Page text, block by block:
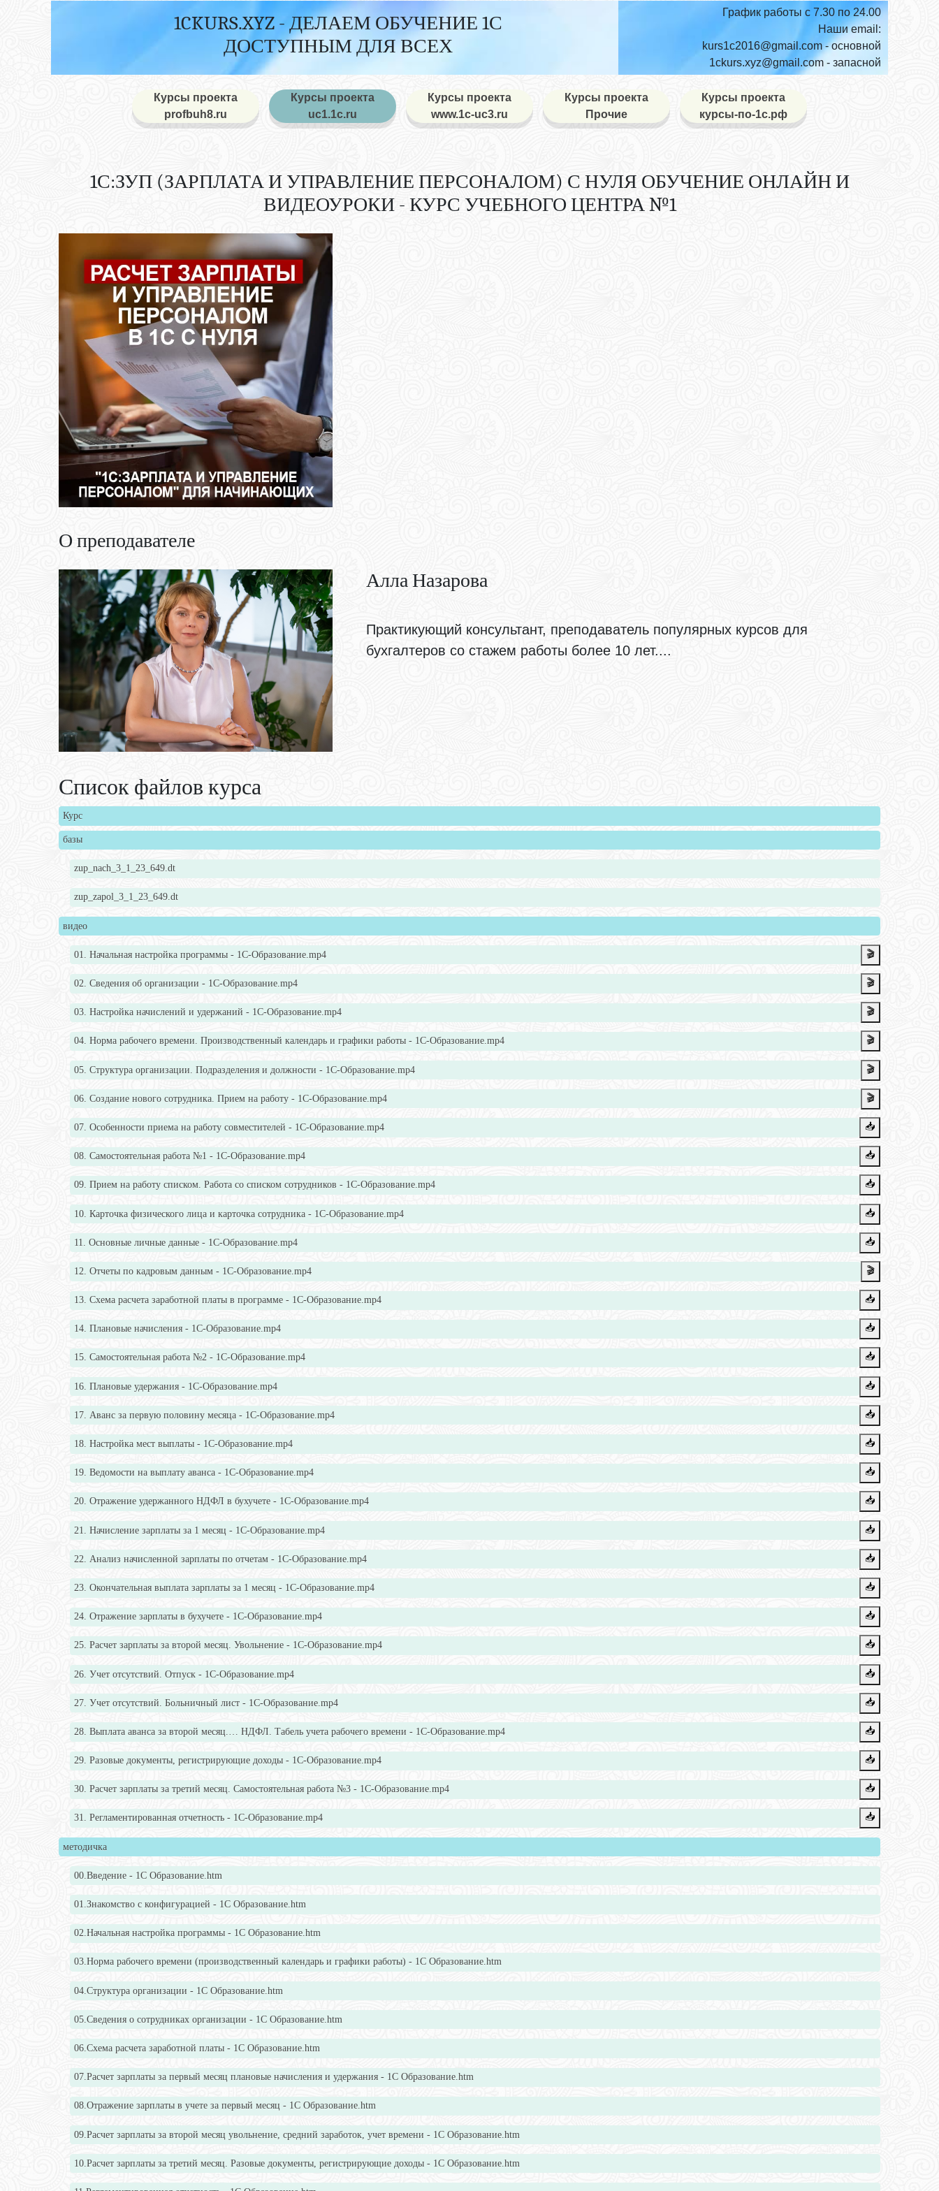
1CKURS.XYZ - ДЕЛАЕМ ОБУЧЕНИЕ 1С
ДОСТУПНЫМ ДЛЯ ВСЕХ
График работы с 7.30 по 24.00
Наши email:
kurs1c2016@gmail.com- основной
1ckurs.xyz@gmail.com - запасной
Курсы проекта
profbuh8.ru
Курсы проекта
uc1.1c.ru
Курсы проекта
www.1c-uc3.ru
Курсы проекта
Прочие
Курсы проекта
курсы-по-1с.рф
1С:ЗУП (ЗАРПЛАТА И УПРАВЛЕНИЕ ПЕРСОНАЛОМ) С НУЛЯ ОБУЧЕНИЕ ОНЛАЙН И
ВИДЕОУРОКИ - КУРС УЧЕБНОГО ЦЕНТРА №1
О преподавателе
Алла Назарова
Практикующий консультант, преподаватель популярных курсов для
бухгалтеров со стажем работы более 10 лет....
Список файлов курса
Курс
базы
zup_nach_3_1_23_649.dt
zup_zapol_3_1_23_649.dt
видео
01. Начальная настройка программы - 1С-Образование.mp4 🎬
02. Сведения об организации - 1С-Образование.mp4 🎬
03. Настройка начислений и удержаний - 1С-Образование.mp4 🎬
04. Норма рабочего времени. Производственный календарь и графики работы - 1С-Образование.mp4 🎬
05. Структура организации. Подразделения и должности - 1С-Образование.mp4 🎬
06. Создание нового сотрудника. Прием на работу - 1С-Образование.mp4 🎬
07. Особенности приема на работу совместителей - 1С-Образование.mp4 📥️
08. Самостоятельная работа №1 - 1С-Образование.mp4 📥️
09. Прием на работу списком. Работа со списком сотрудников - 1С-Образование.mp4 📥️
10. Карточка физического лица и карточка сотрудника - 1С-Образование.mp4 📥️
11. Основные личные данные - 1С-Образование.mp4 📥️
12. Отчеты по кадровым данным - 1С-Образование.mp4 🎬
13. Схема расчета заработной платы в программе - 1С-Образование.mp4 📥️
14. Плановые начисления - 1С-Образование.mp4 📥️
15. Самостоятельная работа №2 - 1С-Образование.mp4 📥️
16. Плановые удержания - 1С-Образование.mp4 📥️
17. Аванс за первую половину месяца - 1С-Образование.mp4 📥️
18. Настройка мест выплаты - 1С-Образование.mp4 📥️
19. Ведомости на выплату аванса - 1С-Образование.mp4 📥️
20. Отражение удержанного НДФЛ в бухучете - 1С-Образование.mp4 📥️
21. Начисление зарплаты за 1 месяц - 1С-Образование.mp4 📥️
22. Анализ начисленной зарплаты по отчетам - 1С-Образование.mp4 📥️
23. Окончательная выплата зарплаты за 1 месяц - 1С-Образование.mp4 📥️
24. Отражение зарплаты в бухучете - 1С-Образование.mp4 📥️
25. Расчет зарплаты за второй месяц. Увольнение - 1С-Образование.mp4 📥️
26. Учет отсутствий. Отпуск - 1С-Образование.mp4 📥️
27. Учет отсутствий. Больничный лист - 1С-Образование.mp4 📥️
28. Выплата аванса за второй месяц.… НДФЛ. Табель учета рабочего времени - 1С-Образование.mp4 📥️
29. Разовые документы, регистрирующие доходы - 1С-Образование.mp4 📥️
30. Расчет зарплаты за третий месяц. Самостоятельная работа №3 - 1С-Образование.mp4 📥️
31. Регламентированная отчетность - 1С-Образование.mp4 📥️
методичка
00.Введение - 1С Образование.htm
01.Знакомство с конфигурацией - 1С Образование.htm
02.Начальная настройка программы - 1С Образование.htm
03.Норма рабочего времени (производственный календарь и графики работы) - 1С Образование.htm
04.Структура организации - 1С Образование.htm
05.Сведения о сотрудниках организации - 1С Образование.htm
06.Схема расчета заработной платы - 1С Образование.htm
07.Расчет зарплаты за первый месяц плановые начисления и удержания - 1С Образование.htm
08.Отражение зарплаты в учете за первый месяц - 1С Образование.htm
09.Расчет зарплаты за второй месяц увольнение, средний заработок, учет времени - 1С Образование.htm
10.Расчет зарплаты за третий месяц. Разовые документы, регистрирующие доходы - 1С Образование.htm